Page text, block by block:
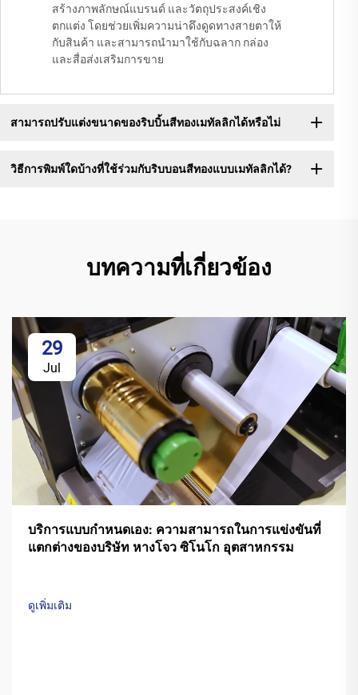
สร้างภาพลักษณ์แบรนด์ และวัตถุประสงค์เชิง
ตกแต่ง โดยช่วยเพิ่มความน่าดึงดูดทางสายตาให้
กับสินค้า และสามารถนำมาใช้กับฉลาก กล่อง
และสื่อส่งเสริมการขาย
สามารถปรับแต่งขนาดของริบบิ้นสีทองเมทัลลิกได้หรือไม่
วิธีการพิมพ์ใดบ้างที่ใช้ร่วมกับริบบอนสีทองแบบเมทัลลิกได้?
บทความที่เกี่ยวข้อง
29
Jul
บริการแบบกำหนดเอง: ความสามารถในการแข่งขันที่
แตกต่างของบริษัท หางโจว ซิโนโก อุตสาหกรรม
ดูเพิ่มเติม